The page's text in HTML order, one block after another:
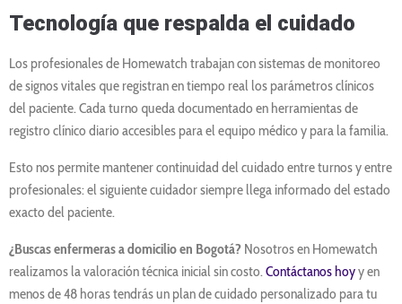
Tecnología que respalda el cuidado
Los profesionales de Homewatch trabajan con sistemas de monitoreo
de signos vitales que registran en tiempo real los parámetros clínicos
del paciente. Cada turno queda documentado en herramientas de
registro clínico diario accesibles para el equipo médico y para la familia.
Esto nos permite mantener continuidad del cuidado entre turnos y entre
profesionales: el siguiente cuidador siempre llega informado del estado
exacto del paciente.
¿Buscas enfermeras a domicilio en Bogotá? Nosotros en Homewatch
realizamos la valoración técnica inicial sin costo.Contáctanos hoyy en
menos de 48 horas tendrás un plan de cuidado personalizado para tu